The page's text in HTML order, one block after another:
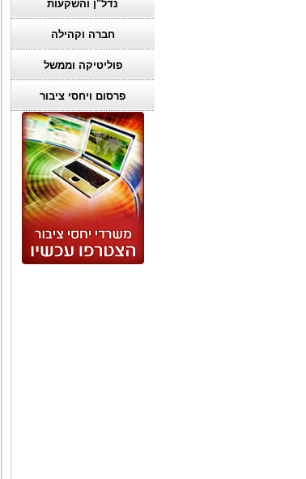
נדל"ן והשקעות
חברה וקהילה
פוליטיקה וממשל
פרסום ויחסי ציבור